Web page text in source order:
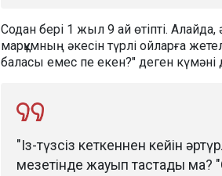
Содан бері 1 жыл 9 ай өтіпті. Алайда,
марқұмның әкесін түрлі ойларға
баласы емес пе екен?" деген күмәні
"Із-түзсіз кеткеннен кейін
мезетінде жауып тастады ма?